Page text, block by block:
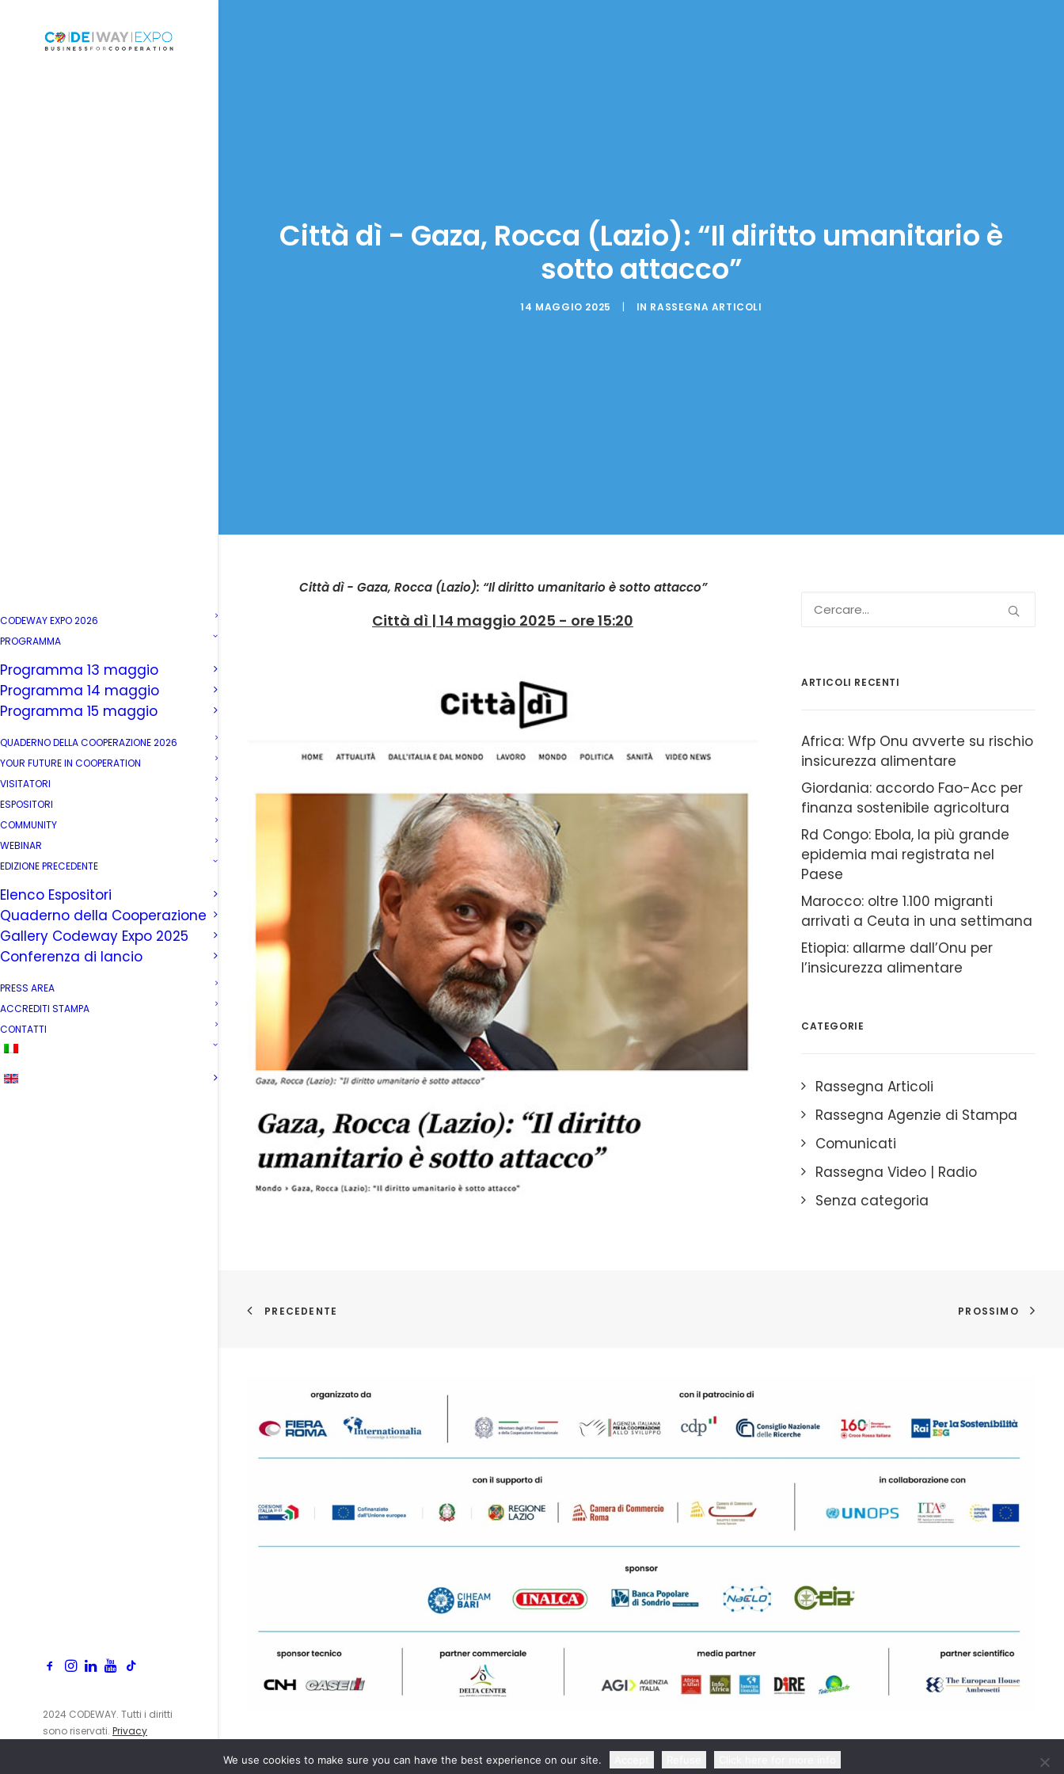
CODEWAY EXPO 2026
PROGRAMMA
Programma 13 maggio
Programma 14 maggio
Programma 15 maggio
QUADERNO DELLA COOPERAZIONE 2026
YOUR FUTURE IN COOPERATION
VISITATORI
ESPOSITORI
COMMUNITY
WEBINAR
EDIZIONE PRECEDENTE
Elenco Espositori
Quaderno della Cooperazione
Gallery Codeway Expo 2025
Conferenza di lancio
PRESS AREA
ACCREDITI STAMPA
CONTATTI
2024 CODEWAY. Tutti i diritti
sono riservati. Privacy
Città dì - Gaza, Rocca (Lazio): “Il diritto umanitario è
sotto attacco”
14 MAGGIO 2025 | IN RASSEGNA ARTICOLI
Città dì - Gaza, Rocca (Lazio): “Il diritto umanitario è sotto attacco”
Città dì | 14 maggio 2025 - ore 15:20
ARTICOLI RECENTI
Africa: Wfp Onu avverte su rischio
insicurezza alimentare
Giordania: accordo Fao-Acc per
finanza sostenibile agricoltura
Rd Congo: Ebola, la più grande
epidemia mai registrata nel
Paese
Marocco: oltre 1.100 migranti
arrivati a Ceuta in una settimana
Etiopia: allarme dall’Onu per
l’insicurezza alimentare
CATEGORIE
Rassegna Articoli
Rassegna Agenzie di Stampa
Comunicati
Rassegna Video | Radio
Senza categoria
PRECEDENTE PROSSIMO
We use cookies to make sure you can have the best experience on our site.